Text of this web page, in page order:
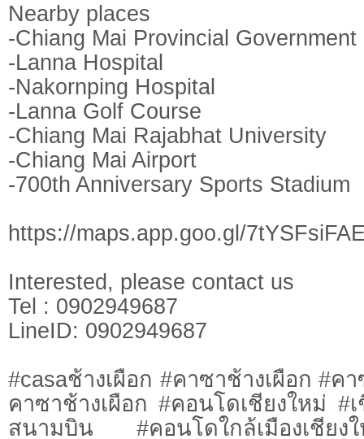
Nearby places
-Chiang Mai Provincial Government
-Lanna Hospital
-Nakornping Hospital
-Lanna Golf Course
-Chiang Mai Rajabhat University
-Chiang Mai Airport
-700th Anniversary Sports Stadium
https://maps.app.goo.gl/
Interested, please contact us
Tel : 0902949687
LineID: 0902949687
#casaช้างเผือก #คาซาช้างเผือก #
คาซาช้างเผือก #คอนโดเชียงใหม่ #
สนามบิน #คอนโดใกล้เมืองเชีย